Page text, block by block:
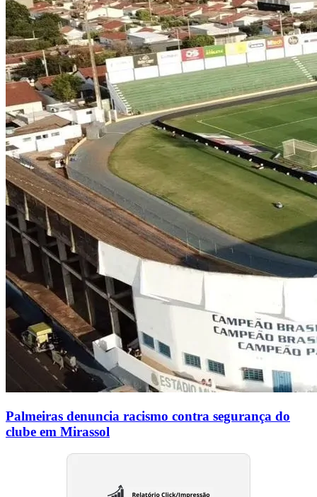
Palmeiras denuncia racismo contra segurança do
clube em Mirassol